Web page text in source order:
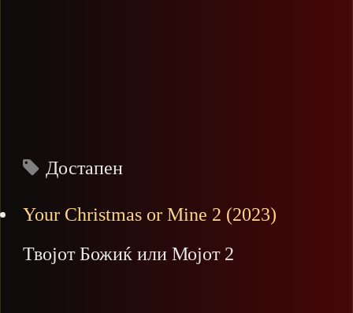
Достапен
Your Christmas or Mine 2 (2023)
Твојот Божиќ или Мојот 2